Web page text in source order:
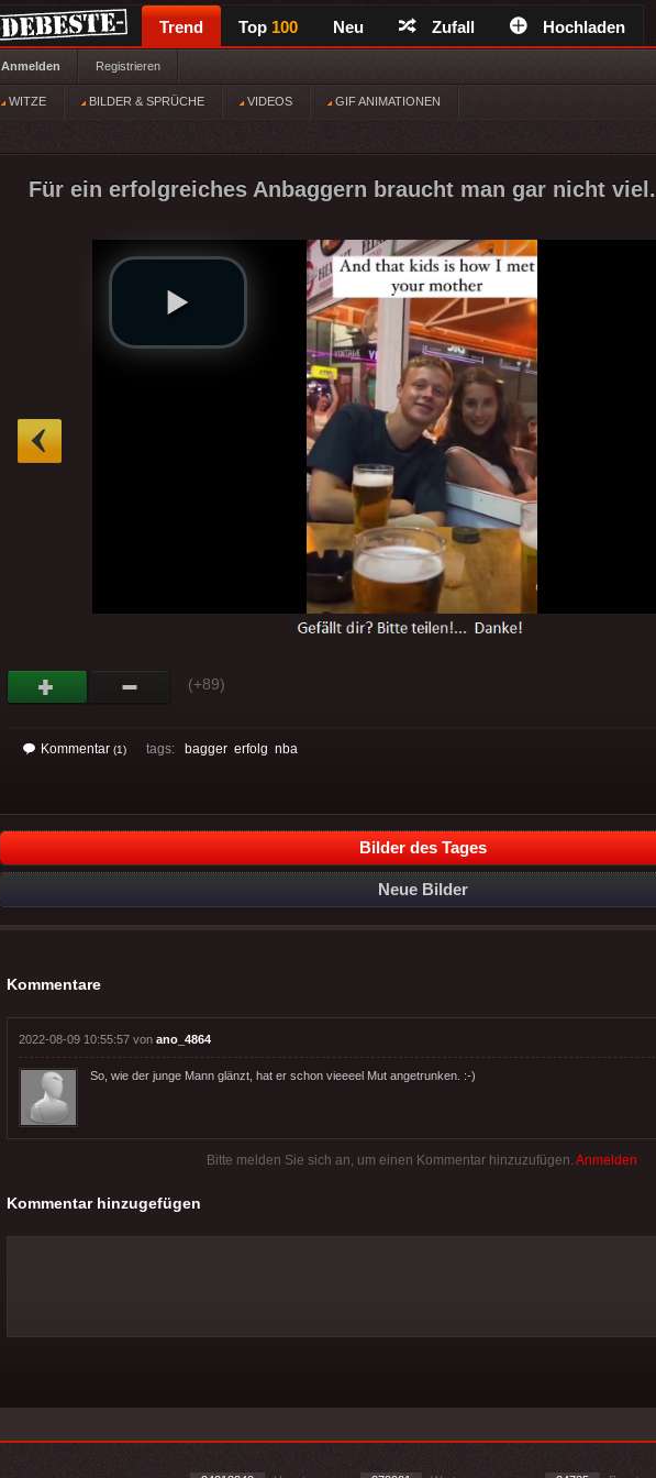
Trend Top 100 Neu Zufall Hochladen
Anmelden Registrieren
WITZE BILDER & SPRÜCHE VIDEOS GIF ANIMATIONEN
Für ein erfolgreiches Anbaggern braucht man gar nicht viel.
(+89)
Kommentar (1) tags: bagger erfolg nba
Bilder des Tages
Neue Bilder
Kommentare
2022-08-09 10:55:57 von ano_4864
So, wie der junge Mann glänzt, hat er schon vieeeel Mut angetrunken. :-)
Bitte melden Sie sich an, um einen Kommentar hinzuzufügen. Anmelden
Kommentar hinzugefügen